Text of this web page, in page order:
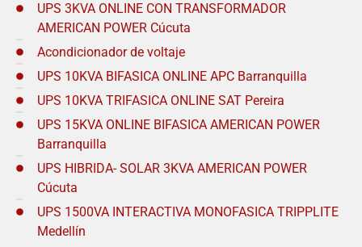
UPS 3KVA ONLINE CON TRANSFORMADOR
AMERICAN POWER Cúcuta
Acondicionador de voltaje
UPS 10KVA BIFASICA ONLINE APC Barranquilla
UPS 10KVA TRIFASICA ONLINE SAT Pereira
UPS 15KVA ONLINE BIFASICA AMERICAN POWER
Barranquilla
UPS HIBRIDA- SOLAR 3KVA AMERICAN POWER
Cúcuta
UPS 1500VA INTERACTIVA MONOFASICA TRIPPLITE
Medellín